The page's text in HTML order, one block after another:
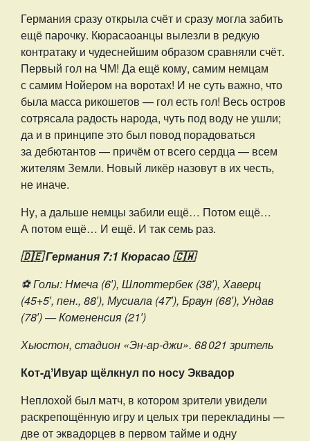
Германия сразу открыла счёт и сразу могла забить
ещё парочку. Кюрасаоанцы вылезли в редкую
контратаку и чудеснейшим образом сравняли счёт.
Первый гол на ЧМ! Да ещё кому, самим немцам
с самим Нойером на воротах! И не суть важно, что
была масса рикошетов — гол есть гол! Весь остров
сотрясала радость народа, чуть под воду не ушли;
да и в принципе это был повод порадоваться
за дебютантов — причём от всего сердца — всем
жителям Земли. Новый ликёр назовут в их честь,
не иначе.
Ну, а дальше немцы забили ещё… Потом ещё…
А потом ещё… И ещё. И так семь раз.
🇩🇪 Германия 7:1 Кюрасао 🇨🇼
⚽️ Голы: Нмеча (6′), Шлоттербек (38′), Хаверц
(45+5′, пен., 88′), Мусиала (47′), Браун (68′), Ундав
(78′) — Комененсия (21′)
Хьюстон, стадион «Эн-ар-джи». 68 021 зритель
Кот-дʼИвуар щёлкнул по носу Эквадор
Неплохой был матч, в котором зрители увидели
раскрепощённую игру и целых три перекладины —
две от эквадорцев в первом тайме и одну